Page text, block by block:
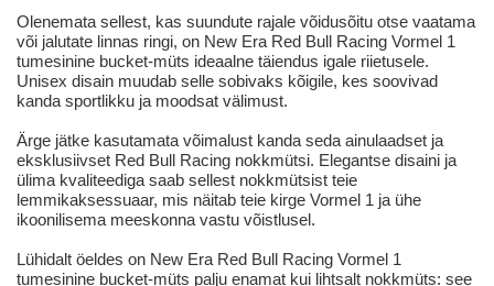
Olenemata sellest, kas suundute rajale võidusõitu otse vaatama
või jalutate linnas ringi, on New Era Red Bull Racing Vormel 1
tumesinine bucket-müts ideaalne täiendus igale riietusele.
Unisex disain muudab selle sobivaks kõigile, kes soovivad
kanda sportlikku ja moodsat välimust.
Ärge jätke kasutamata võimalust kanda seda ainulaadset ja
eksklusiivset Red Bull Racing nokkmütsi. Elegantse disaini ja
ülima kvaliteediga saab sellest nokkmütsist teie
lemmikaksessuaar, mis näitab teie kirge Vormel 1 ja ühe
ikoonilisema meeskonna vastu võistlusel.
Lühidalt öeldes on New Era Red Bull Racing Vormel 1
tumesinine bucket-müts palju enamat kui lihtsalt nokkmüts: see